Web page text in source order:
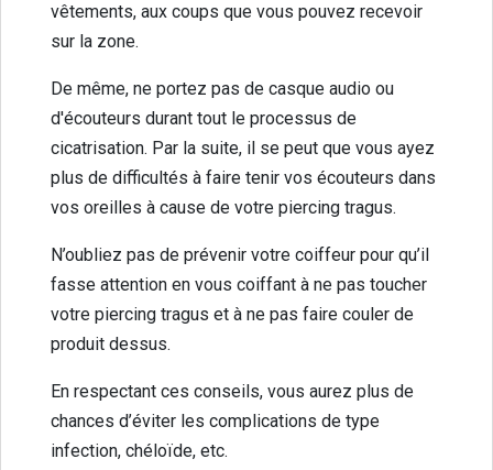
vêtements, aux coups que vous pouvez recevoir
sur la zone.
De même, ne portez pas de casque audio ou
d'écouteurs durant tout le processus de
cicatrisation. Par la suite, il se peut que vous ayez
plus de difficultés à faire tenir vos écouteurs dans
vos oreilles à cause de votre piercing tragus.
N’oubliez pas de prévenir votre coiffeur pour qu’il
fasse attention en vous coiffant à ne pas toucher
votre piercing tragus et à ne pas faire couler de
produit dessus.
En respectant ces conseils, vous aurez plus de
chances d’éviter les complications de type
infection, chéloïde, etc.